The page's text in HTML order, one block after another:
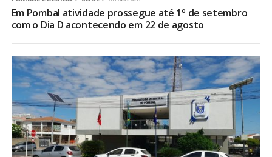
Em Pombal atividade prossegue até 1º de setembro
com o Dia D acontecendo em 22 de agosto